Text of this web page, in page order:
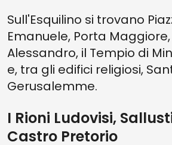
Sull'Esquilino si trovano
Emanuele, Porta
Alessandro, il Tempio di
e, tra gli edifici religiosi,
Gerusalemme.
I Rioni Ludovisi,
Castro Pretorio